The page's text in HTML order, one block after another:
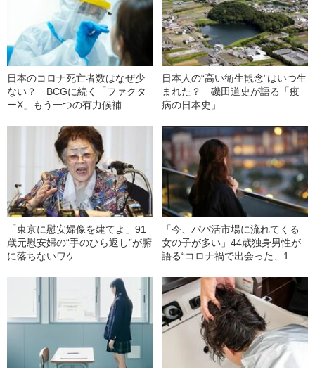
日本のコロナ死亡者数はなぜ少
ない？ BCGに続く「ファクタ
ーX」もう一つの有力候補
日本人の“高い衛生観念”はいつ生
まれた？ 磯田道史が語る「疫
病の日本史」
「東京に慰安婦像を建てよ」91
歳元慰安婦の“手のひら返し”が腑
に落ちないワケ
「今、パパ活市場に流れてくる
女の子が多い」44歳独身男性が
語る“コロナ禍で出会った、1回5